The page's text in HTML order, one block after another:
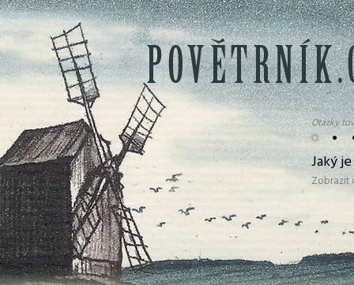
• •
Otázky
Jaký